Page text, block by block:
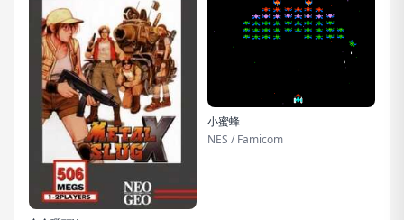
小蜜蜂
NES / Famicom